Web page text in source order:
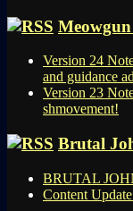
Meowgun
Version 24
and guidance
Version 23
shmovement!
Brutal
BRUTAL
Content